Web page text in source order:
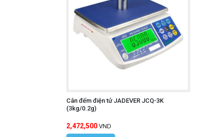
Cân đếm điện tử JADEVER JCQ-3K
(3kg/0.2g)
2,472,500 VND